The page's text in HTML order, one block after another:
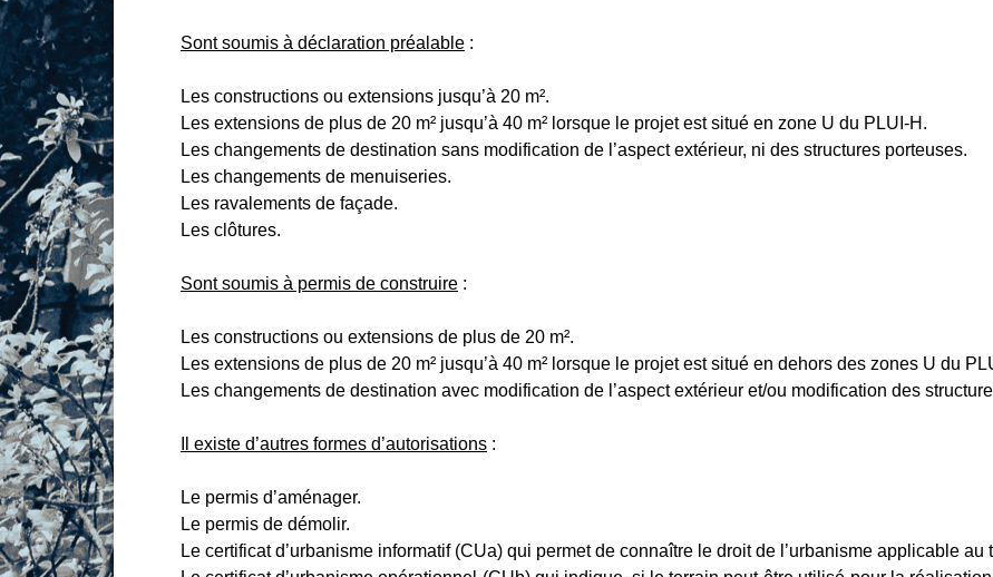
Sont soumis à déclaration préalable :
Les constructions ou extensions jusqu’à 20 m².
Les extensions de plus de 20 m² jusqu’à 40 m² lorsque le projet est situé en zone U du PLUI-H.
Les changements de destination sans modification de l’aspect extérieur, ni des structures porteuses.
Les changements de menuiseries.
Les ravalements de façade.
Les clôtures.
Sont soumis à permis de construire :
Les constructions ou extensions de plus de 20 m².
Les extensions de plus de 20 m² jusqu’à 40 m² lorsque le projet est situé en dehors des zones U du
Les changements de destination avec modification de l’aspect extérieur et/ou modification des
Il existe d’autres formes d’autorisations :
Le permis d’aménager.
Le permis de démolir.
Le certificat d’urbanisme informatif (CUa) qui permet de connaître le droit de l’urbanisme applicable au